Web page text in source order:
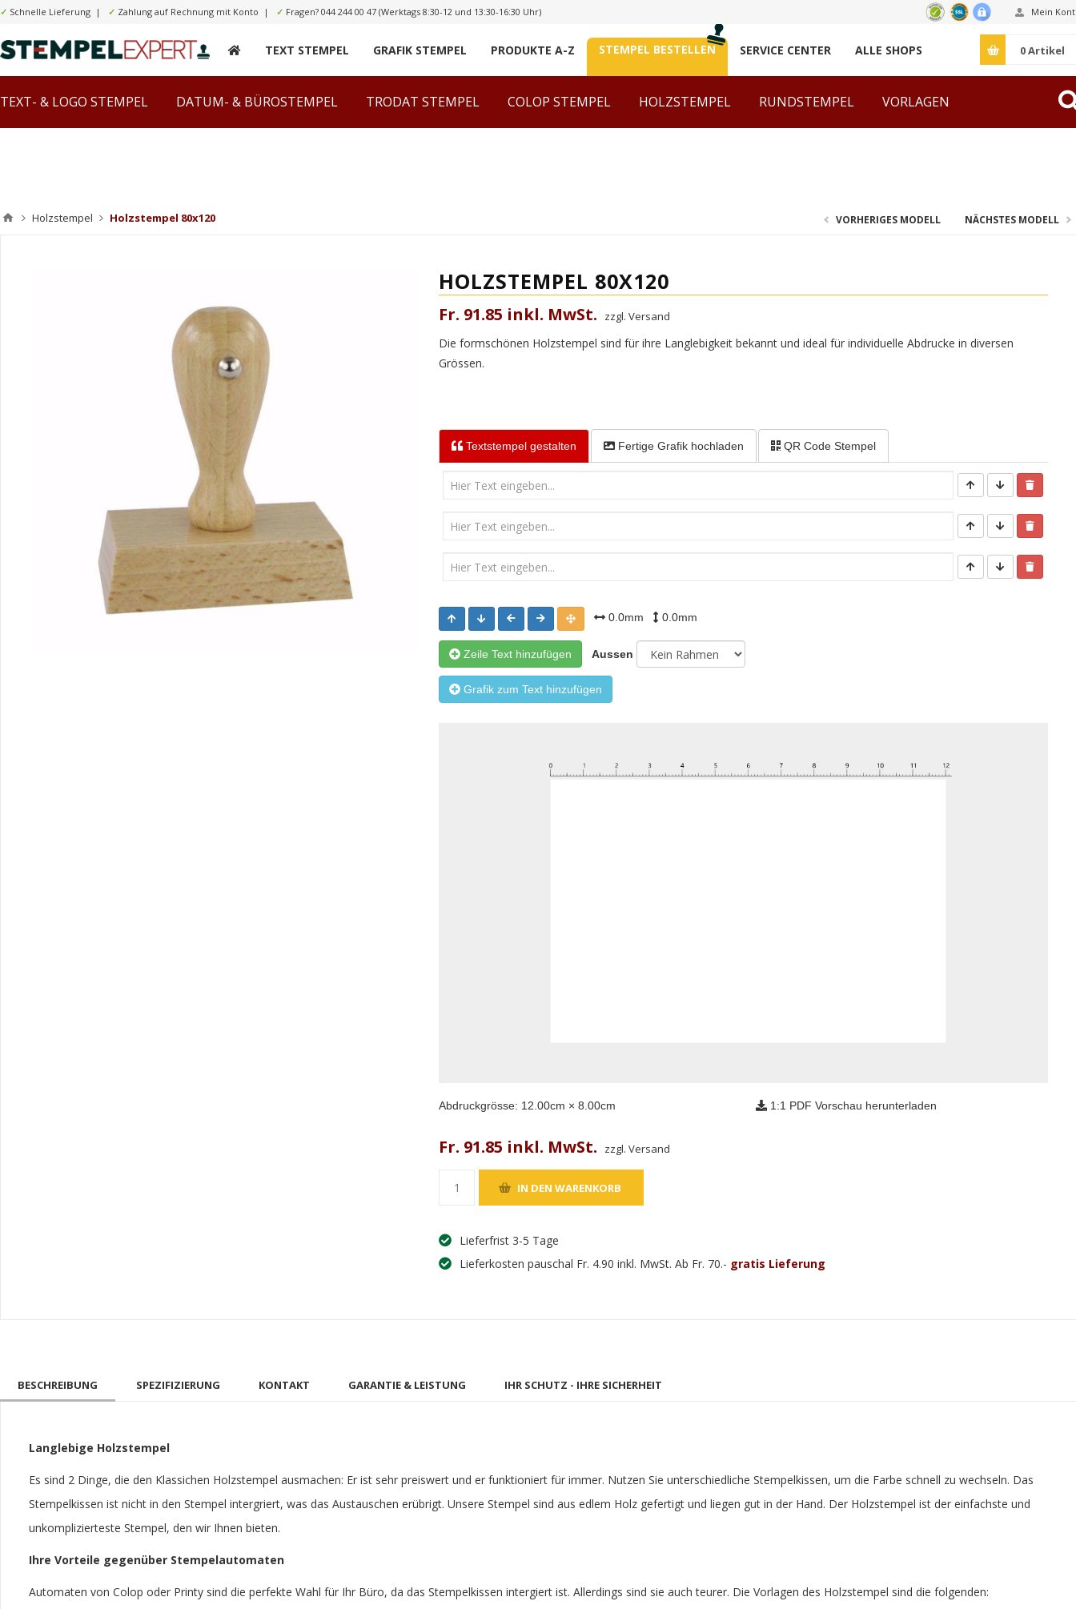
✓ Schnelle Lieferung | ✓ Zahlung auf Rechnung mit Konto | ✓ Fragen? 044 244 00 47 (Werktags 8:30-12 und 13:30-16:30 Uhr) Mein
TEXT STEMPEL GRAFIK STEMPEL PRODUKTE A-Z STEMPEL BESTELLEN SERVICE CENTER ALLE SHOPS 0Artikel
TEXT- & LOGO STEMPEL DATUM- & BÜROSTEMPEL TRODAT STEMPEL COLOP STEMPEL HOLZSTEMPEL RUNDSTEMPEL VORLAGEN
Holzstempel Holzstempel 80x120 VORHERIGES MODELL NÄCHSTES MODELL
HOLZSTEMPEL 80X120
Fr. 91.85 inkl. MwSt. zzgl. Versand
Die formschönen Holzstempel sind für ihre Langlebigkeit bekannt und ideal für individuelle Abdrucke in diversen
Grössen.
Textstempel gestalten Fertige Grafik hochladen QR Code Stempel
0.0mm 0.0mm
Zeile Text hinzufügen Aussen
Grafik zum Text hinzufügen
Abdruckgrösse: 12.00cm ×8.00cm 1:1 PDF Vorschau herunterladen
Fr. 91.85 inkl. MwSt. zzgl. Versand
Lieferfrist 3-5 Tage
Lieferkosten pauschal Fr. 4.90 inkl. MwSt. Ab Fr. 70.- gratis Lieferung
BESCHREIBUNG SPEZIFIZIERUNG KONTAKT GARANTIE & LEISTUNG IHR SCHUTZ - IHRE SICHERHEIT
Langlebige Holzstempel
Es sind 2 Dinge, die den Klassichen Holzstempel ausmachen: Er ist sehr preiswert und er funktioniert für immer. Nutzen Sie unterschiedliche Stempelkissen, um die Farbe schnell zu wechseln. Das
Stempelkissen ist nicht in den Stempel intergriert, was das Austauschen erübrigt. Unsere Stempel sind aus edlem Holz gefertigt und liegen gut in der Hand. Der Holzstempel ist der einfachste und
unkomplizierteste Stempel, den wir Ihnen bieten.
Ihre Vorteile gegenüber Stempelautomaten
Automaten von Colop oder Printy sind die perfekte Wahl für Ihr Büro, da das Stempelkissen intergiert ist. Allerdings sind sie auch teurer. Die Vorlagen des Holzstempel sind die folgenden: